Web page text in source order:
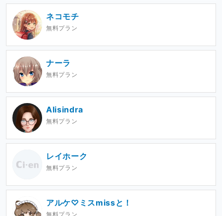
ネコモチ
無料プラン
ナーラ
無料プラン
Alisindra
無料プラン
レイホーク
無料プラン
アルケ♡ミスmissと！
無料プラン